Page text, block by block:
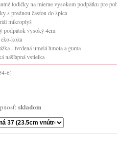
lodičky na mierne vysokom podpätku pre
s prednou časťou do špica
mikroplyš
podpätok vysoký 4cm
koža
- tvrdená umelá hmota a guma
nášľapná vstielka
6)
skladom